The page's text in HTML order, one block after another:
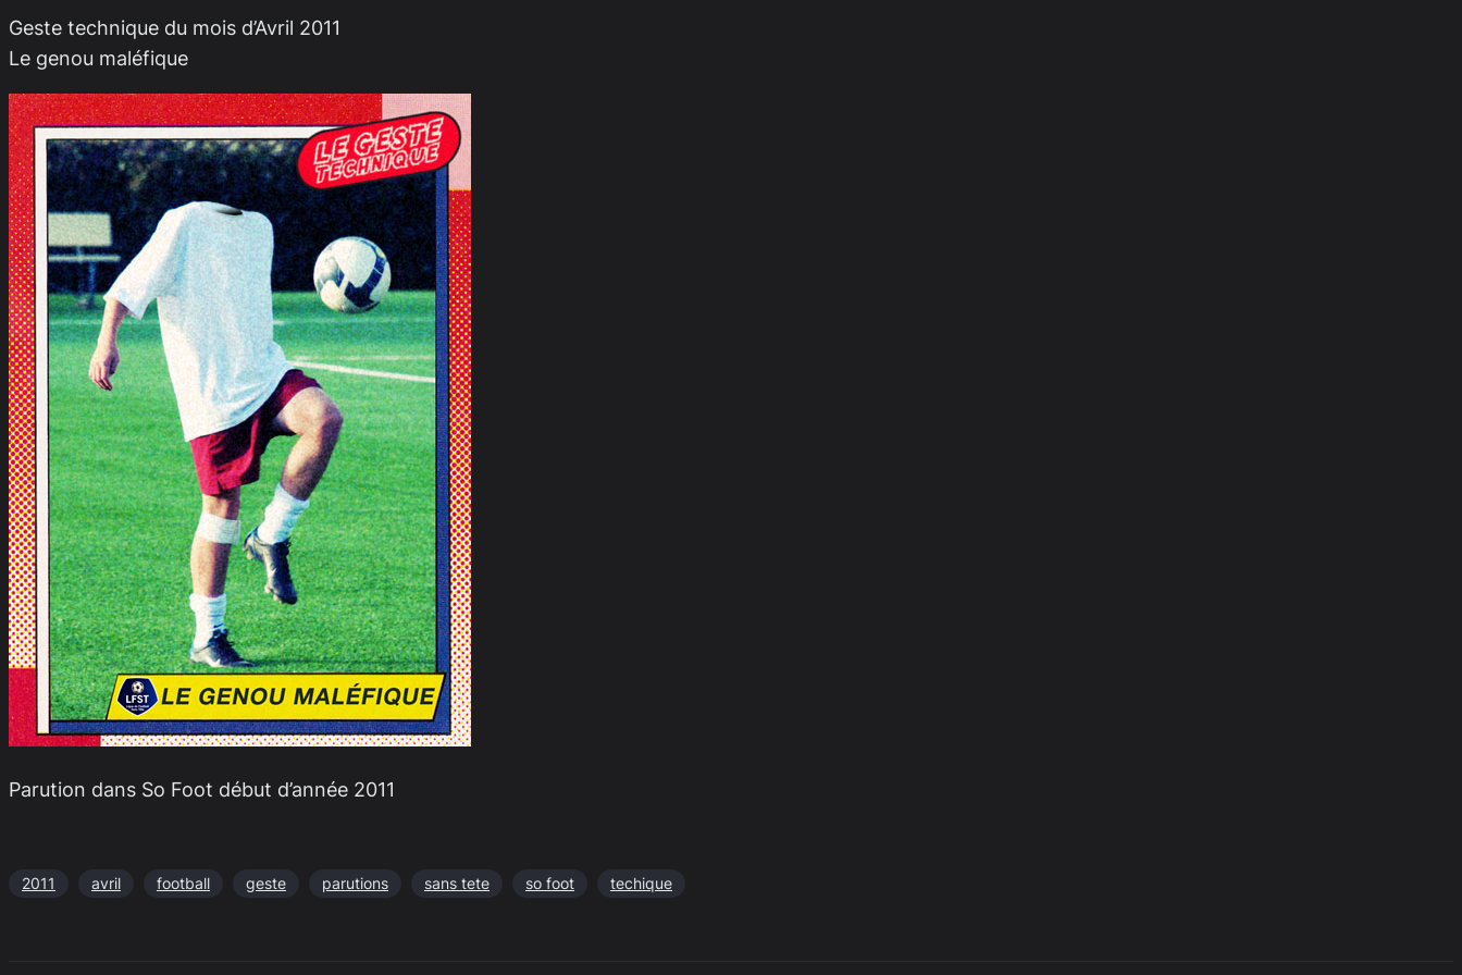
Geste technique du mois d’Avril 2011
Le genou maléfique
Parution dans So Foot début d’année 2011
2011 avril football geste parutions sans tete so foot techique